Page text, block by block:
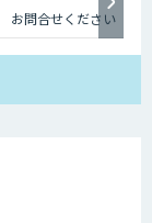
お問合せください